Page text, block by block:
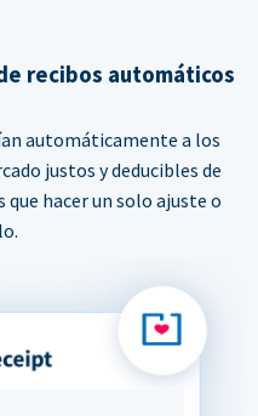
recibos automáticos
automáticamente a los
justos y deducibles de
hacer un solo ajuste o